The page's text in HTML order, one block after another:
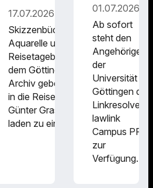
17.07.2026
Skizzenbücher,
Aquarelle und
Reisetagebücher aus
dem Göttinger Grass-
Archiv geben Einblicke
in die Reisen von
Günter Grass und
laden zu einer…
01.07.2026
Ab sofort
steht den
Angehörigen
der
Universität
Göttingen der
Linkresolver
lawlink
Campus PRO
zur
Verfügung.